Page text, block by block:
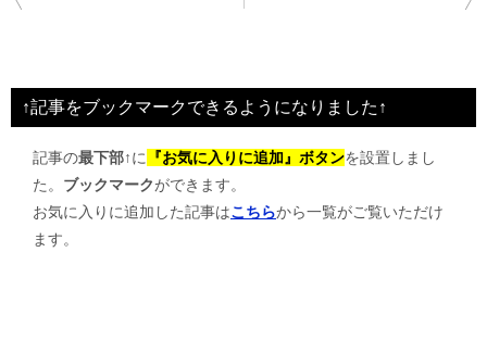
ビ
ゲ
↑記事をブックマークできるようになりました↑
記事の最下部↑に 『お気に入りに追加』ボタンを設置しまし
た。 ブックマークができます。
お気に入りに追加した記事はこちらから一覧がご覧いただけ
ます。